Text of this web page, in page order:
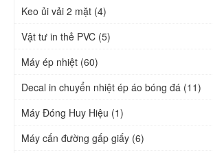
Keo ủi vải 2 mặt (4)
Vật tư in thẻ PVC (5)
Máy ép nhiệt (60)
Decal in chuyển nhiệt ép áo bóng đá (11)
Máy Đóng Huy Hiệu (1)
Máy cấn đường gấp giấy (6)